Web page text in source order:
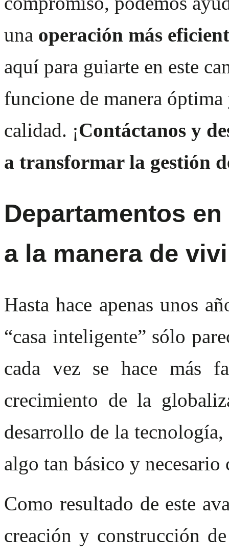
una operación más
aquí para guiarte en este
funcione de manera óptima
calidad. ¡Contáctanos y
a transformar la gestión
Departamentos
a la manera de
Hasta hace apenas unos
“casa inteligente” sólo
cada vez se hace más
crecimiento de la
desarrollo de la
algo tan básico y
Como resultado de este
creación y construcción